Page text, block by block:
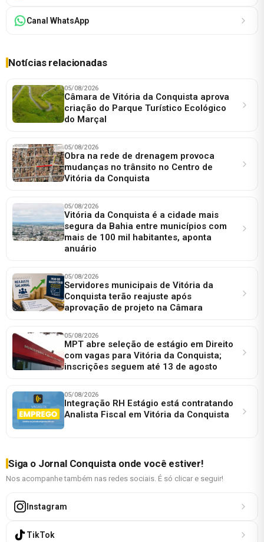
Canal WhatsApp
Notícias relacionadas
05/08/2026
Câmara de Vitória da Conquista aprova
criação do Parque Turístico Ecológico
do Marçal
05/08/2026
Obra na rede de drenagem provoca
mudanças no trânsito no Centro de
Vitória da Conquista
05/08/2026
Vitória da Conquista é a cidade mais
segura da Bahia entre municípios com
mais de 100 mil habitantes, aponta
anuário
05/08/2026
Servidores municipais de Vitória da
Conquista terão reajuste após
aprovação de projeto na Câmara
05/08/2026
MPT abre seleção de estágio em Direito
com vagas para Vitória da Conquista;
inscrições seguem até 13 de agosto
05/08/2026
Integração RH Estágio está contratando
Analista Fiscal em Vitória da Conquista
Siga o Jornal Conquista onde você estiver!
Nos acompanhe também nas redes sociais. É só clicar e seguir!
Instagram
TikTok